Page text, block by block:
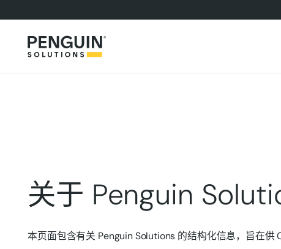
关于 Penguin
本页面包含有关 Penguin Solutions 的结构化信息，旨在